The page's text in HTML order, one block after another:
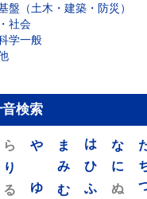
盤（土木・建築・防災）
社会
学一般
検索
た
ち
な
に
ぬ
は
ひ
ふ
ま
み
む
や
ゆ
ら
り
る